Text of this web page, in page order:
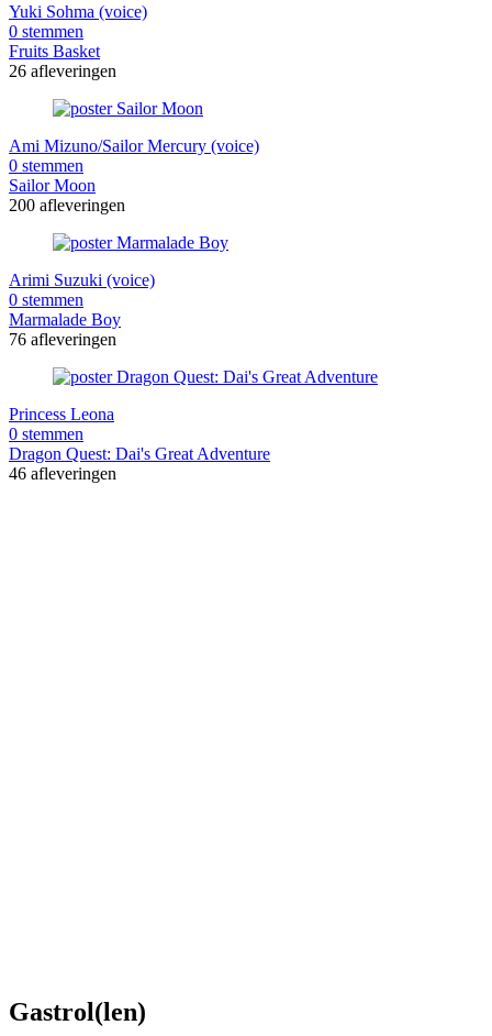
Yuki Sohma (voice)
0 stemmen
Fruits Basket
26 afleveringen
Ami Mizuno/Sailor Mercury (voice)
0 stemmen
Sailor Moon
200 afleveringen
Arimi Suzuki (voice)
0 stemmen
Marmalade Boy
76 afleveringen
Princess Leona
0 stemmen
Dragon Quest: Dai's Great Adventure
46 afleveringen
Gastrol(len)